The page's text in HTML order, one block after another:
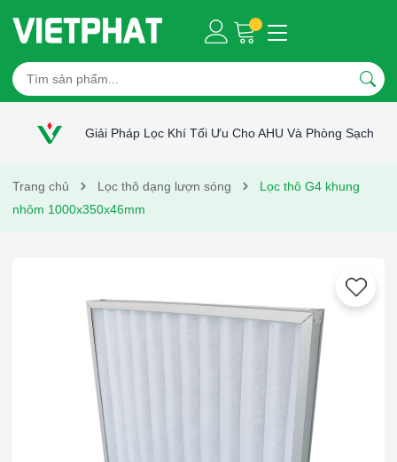
Giải Pháp Lọc Khí Tối Ưu Cho AHU Và Phòng Sạch
Trang chủ Lọc thô dạng lượn sóng
Lọc thô G4 khung
nhôm 1000x350x46mm